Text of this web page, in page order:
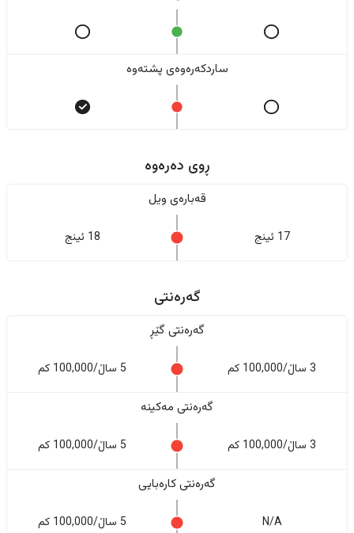
ساردکەرەوەی پشتەوە
ڕوی دەرەوە
قەبارەی ویل
17 ئینج 18 ئینج
گەرەنتی
گەرەنتی گێڕ
3 ساڵ/100,000 کم 5 ساڵ/100,000 کم
گەرەنتی مەکینە
3 ساڵ/100,000 کم 5 ساڵ/100,000 کم
گەرەنتی کارەبایی
N/A 5 ساڵ/100,000 کم